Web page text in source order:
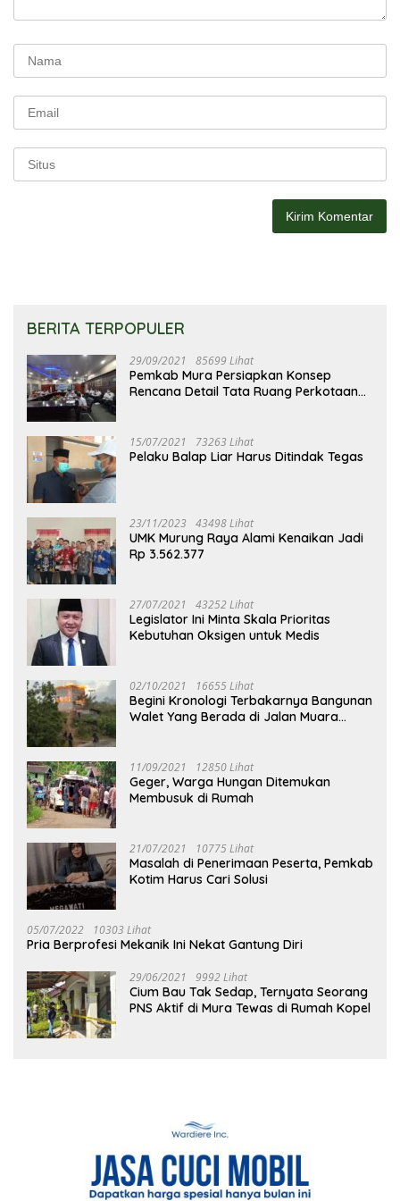
BERITA TERPOPULER
29/09/2021 85699 Lihat
Pemkab Mura Persiapkan Konsep
Rencana Detail Tata Ruang Perkotaan
15/07/2021 73263 Lihat
Pelaku Balap Liar Harus Ditindak Tegas
23/11/2023 43498 Lihat
UMK Murung Raya Alami Kenaikan Jadi
Rp 3.562.377
27/07/2021 43252 Lihat
Legislator Ini Minta Skala Prioritas
Kebutuhan Oksigen untuk Medis
02/10/2021 16655 Lihat
Begini Kronologi Terbakarnya Bangunan
Walet Yang Berada di Jalan Muara
11/09/2021 12850 Lihat
Geger, Warga Hungan Ditemukan
Membusuk di Rumah
21/07/2021 10775 Lihat
Masalah di Penerimaan Peserta, Pemkab
Kotim Harus Cari Solusi
05/07/2022 10303 Lihat
Pria Berprofesi Mekanik Ini Nekat Gantung Diri
29/06/2021 9992 Lihat
Cium Bau Tak Sedap, Ternyata Seorang
PNS Aktif di Mura Tewas di Rumah Kopel